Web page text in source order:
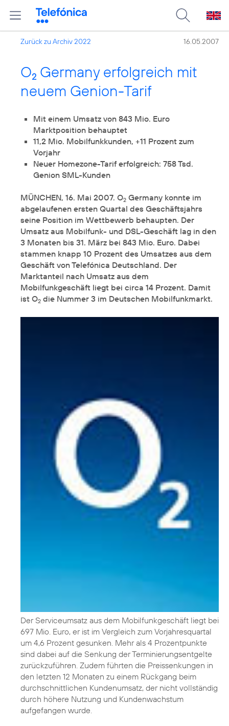
Zurück zu Archiv 2022 16.05.2007
O2 Germany erfolgreich mit
neuem Genion-Tarif
Mit einem Umsatz von 843 Mio. Euro
Marktposition behauptet
11,2 Mio. Mobilfunkkunden, +11 Prozent zum
Vorjahr
Neuer Homezone-Tarif erfolgreich: 758 Tsd.
Genion SML-Kunden
MÜNCHEN, 16. Mai 2007. O2 Germany konnte im
abgelaufenen ersten Quartal des Geschäftsjahrs
seine Position im Wettbewerb behaupten. Der
Umsatz aus Mobilfunk- und DSL-Geschäft lag in den
3 Monaten bis 31. März bei 843 Mio. Euro. Dabei
stammen knapp 10 Prozent des Umsatzes aus dem
Geschäft von Telefónica Deutschland. Der
Marktanteil nach Umsatz aus dem
Mobilfunkgeschäft liegt bei circa 14 Prozent. Damit
ist O2 die Nummer 3 im Deutschen Mobilfunkmarkt.
Der Serviceumsatz aus dem Mobilfunkgeschäft liegt bei
697 Mio. Euro, er ist im Vergleich zum Vorjahresquartal
um 4,6 Prozent gesunken. Mehr als 4 Prozentpunkte
sind dabei auf die Senkung der Terminierungsentgelte
zurückzuführen. Zudem führten die Preissenkungen in
den letzten 12 Monaten zu einem Rückgang beim
durchschnittlichen Kundenumsatz, der nicht vollständig
durch höhere Nutzung und Kundenwachstum
aufgefangen wurde.